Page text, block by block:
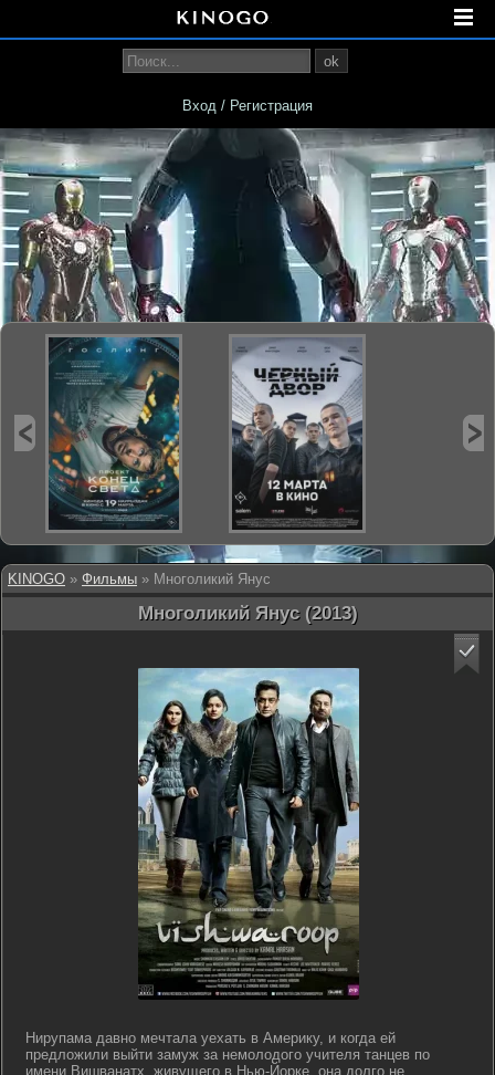
KINOGO » Фильмы » Многоликий Янус
Многоликий Янус (2013)
Нирупама давно мечтала уехать в Америку, и когда ей
предложили выйти замуж за немолодого учителя танцев по
имени Вишванатх, живущего в Нью-Йорке, она долго не
ok
Вход / Регистрация